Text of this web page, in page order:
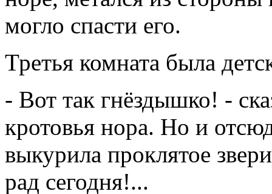
могло спасти его.
Третья комната была
- Вот так гнёздышко! -
кротовья нора. Но и
выкурила проклятое
рад сегодня!...